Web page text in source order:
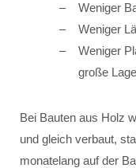
Weniger
Weniger
Weniger
große
Bei Bauten aus Holz
und gleich verbaut,
monatelang auf der